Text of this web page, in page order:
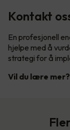
Kontakt
En profesjonell
hjelpe med å
strategi for å
Vil du lære mer?